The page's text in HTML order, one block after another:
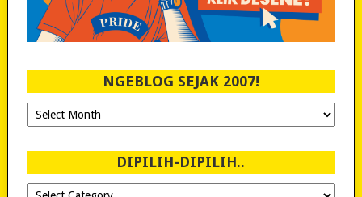
NGEBLOG SEJAK 2007!
Ngeblog
Sejak
DIPILIH-DIPILIH..
Dipilih-